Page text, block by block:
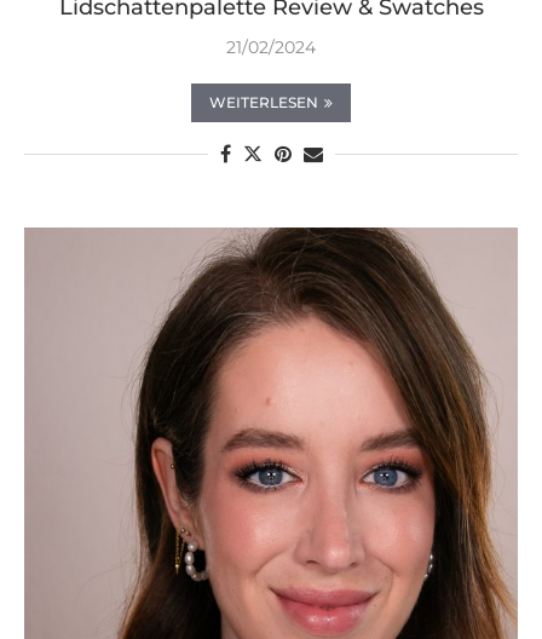
Lidschattenpalette Review & Swatches
21/02/2024
WEITERLESEN